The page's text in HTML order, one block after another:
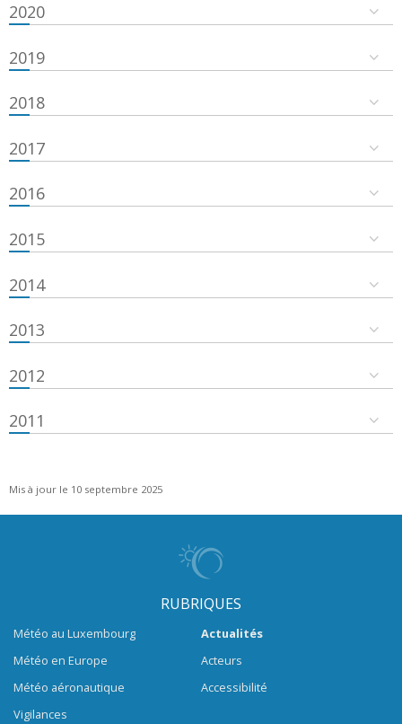
2020
2019
2018
2017
2016
2015
2014
2013
2012
2011
Mis à jour le 10 septembre 2025
RUBRIQUES
Météo au Luxembourg
Météo en Europe
Météo aéronautique
Vigilances
Actualités
Acteurs
Accessibilité